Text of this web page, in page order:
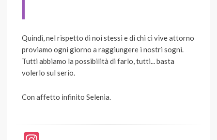
Quindi, nel rispetto di noi stessi e di chi ci vive attorno
proviamo ogni giorno a raggiungere i nostri sogni.
Tutti abbiamo la possibilità di farlo, tutti... basta
volerlo sul serio.
Con affetto infinito Selenia.